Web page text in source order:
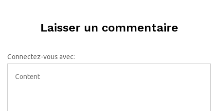
Laisser un commentaire
Connectez-vous avec: